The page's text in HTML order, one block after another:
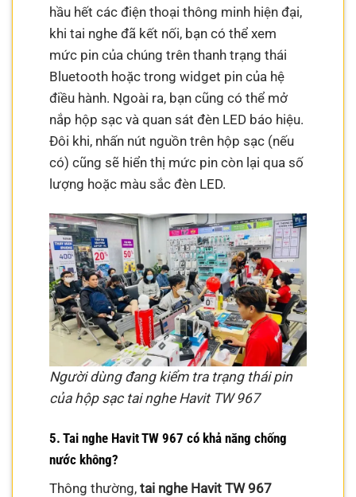
hầu hết các điện thoại thông minh hiện đại,
khi tai nghe đã kết nối, bạn có thể xem
mức pin của chúng trên thanh trạng thái
Bluetooth hoặc trong widget pin của hệ
điều hành. Ngoài ra, bạn cũng có thể mở
nắp hộp sạc và quan sát đèn LED báo hiệu.
Đôi khi, nhấn nút nguồn trên hộp sạc (nếu
có) cũng sẽ hiển thị mức pin còn lại qua số
lượng hoặc màu sắc đèn LED.
Người dùng đang kiểm tra trạng thái pin
của hộp sạc tai nghe Havit TW 967
5. Tai nghe Havit TW 967 có khả năng chống
nước không?
Thông thường,tai nghe Havit TW 967